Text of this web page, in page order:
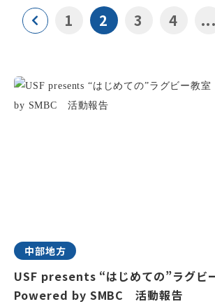
1 2 3 4 ...
中部地方
USF presents “はじめての”ラグビ
Powered by SMBC 活動報告